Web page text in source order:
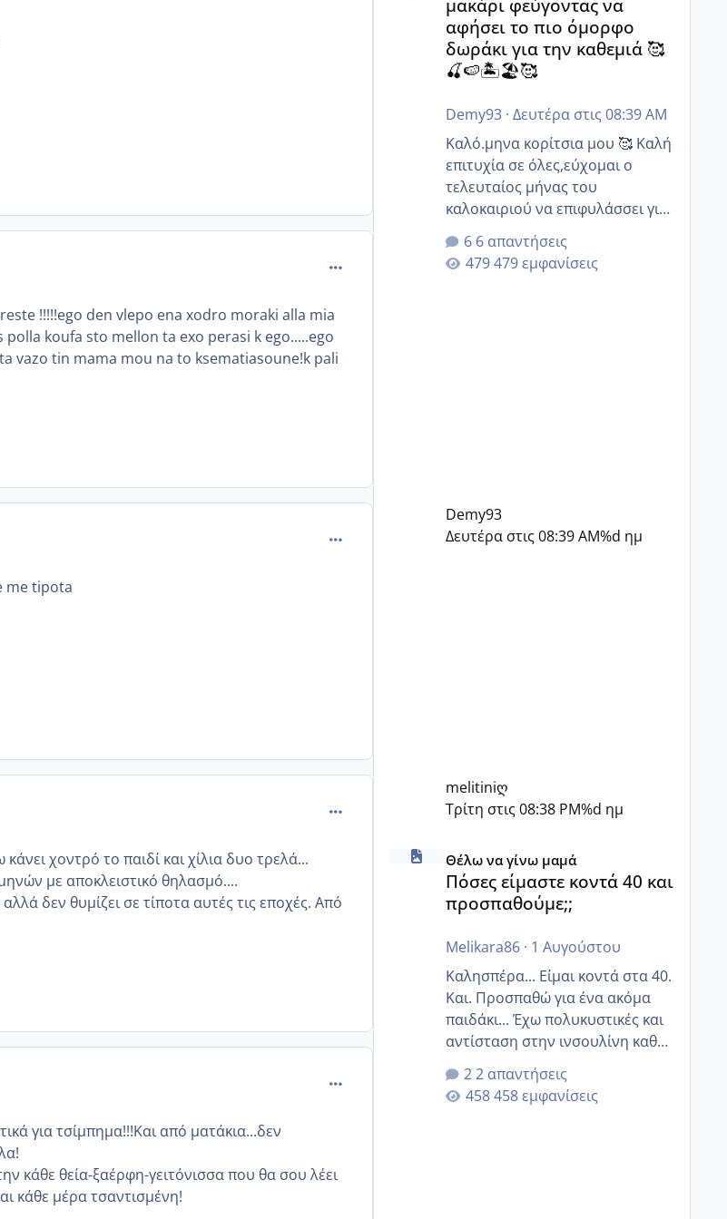
comment_503197
!!!!!ego den vlepo ena xodro moraki alla mia
koufa sto mellon ta exo perasi k ego.....ego
vazo tin mama mou na to ksematiasoune!k pali
comment_503198
me tipota
comment_503200
χοντρό το παιδί και χίλια δυο τρελά...
με αποκλειστικό θηλασμό....
δεν θυμίζει σε τίποτα αυτές τις εποχές. Από
comment_503209
για τσίμπημα!!!Και από ματάκια...δεν
κάθε θεία-ξαέρφη-γειτόνισσα που θα σου λέει
κάθε μέρα τσαντισμένη!
μακάρι φεύγοντας να
αφήσει το πιο όμορφο
δωράκι για την καθεμιά 🥰
🍒🍉🏝️🏖️🥰
Demy93· Δευτέρα στις 08:39 AM
Καλό.μηνα κορίτσια μου 🥰 Καλή
επιτυχία σε όλες,εύχομαι ο
τελευταίος μήνας του
καλοκαιριού να επιφυλάσσει για
όλες σας την πιο όμορφη
έκπληξη 🧿 @Elk @Melikara86
@Παρασκευαιδου @Zenia z
6 απαντήσεις
479 εμφανίσεις
Demy93
Δευτέρα στις 08:39 AM%d ημ
melitiniღ
Τρίτη στις 08:38 PM%d ημ
Πόσες είμαστε κοντά 40 και προσπαθούμε;;
Θέλω να γίνω μαμά
Πόσες είμαστε κοντά 40 και
προσπαθούμε;;
Melikara86· 1 Αυγούστου
Καλησπέρα... Είμαι κοντά στα 40.
Και. Προσπαθώ για ένα ακόμα
παιδάκι... Έχω πολυκυστικές και
αντίσταση στην ινσουλίνη καθώς
και χάσιμοτο! Έχω λίγα κιλά
παραπάνω και όσο κ αν
προσπαθώ δεν χάνω εύκολα!
2 απαντήσεις
458 εμφανίσεις